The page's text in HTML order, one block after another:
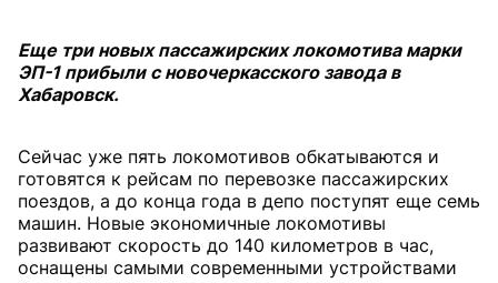
Еще три новых пассажирских локомотива марки
ЭП-1 прибыли с новочеркасского завода в
Хабаровск.
Сейчас уже пять локомотивов обкатываются и
готовятся к рейсам по перевозке пассажирских
поездов, а до конца года в депо поступят еще семь
машин. Новые экономичные локомотивы
развивают скорость до 140 километров в час,
оснащены самыми современными устройствами